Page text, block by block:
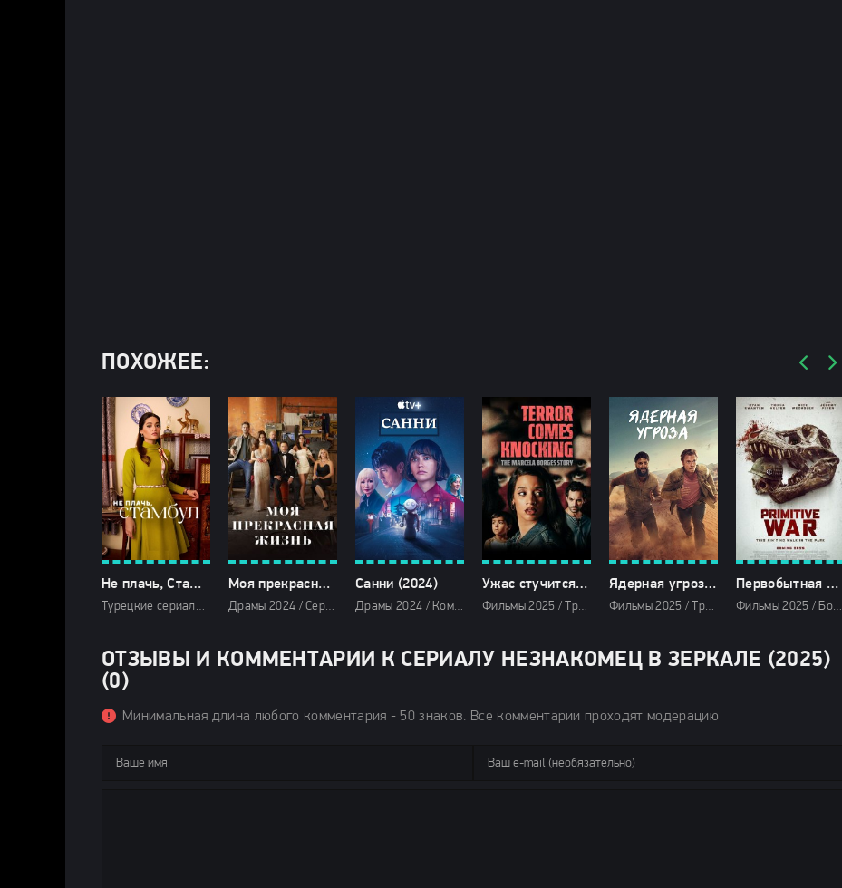
ПОХОЖЕЕ:
Не плачь, Стамбул (2025)
Турецкие сериалы / Сериалы 2025 / Драмы 2025 / Фильмы 2025 / Смотреть фильмы онлайн
Моя прекрасная жизнь (2024)
Драмы 2024 / Сериалы 2024 / Турецкие сериалы / Фильмы 2024 / Смотреть фильмы онлайн
Санни (2024)
Драмы 2024 / Комедии 2024 / Сериалы 2024 / Новинки сериалов 2024 / Фильмы 2024 / Сериалы в озвучке TVShows / Смотреть фильмы онлайн
Ужас стучится в дверь: История Марселы Борхес (2025)
Фильмы 2025 / Триллеры 2025 / Зарубежные фильмы 2025 / Новинки кино 2025 / Последние фильмы 2025 / Смотреть фильмы онлайн
Ядерная угроза (2025)
Фильмы 2025 / Триллеры 2025 / Сериалы 2025 / Сериалы лета 2025 / Новинки сериалов 2025 / Смотреть фильмы онлайн
Первобытная война (2025)
Фильмы 2025 / Боевики 2025 / Военные фильмы 2025 / Ужасы 2025 / Зарубежные фильмы 2025 / Фильмы лета 2025 / Новинки кино 2025 / Последние фильмы 2025 / Популярные фильмы / Смотреть фильмы онлайн
ОТЗЫВЫ И КОММЕНТАРИИ К СЕРИАЛУ НЕЗНАКОМЕЦ В ЗЕРКАЛЕ (2025)
(0)
Минимальная длина любого комментария - 50 знаков. Все комментарии проходят модерацию